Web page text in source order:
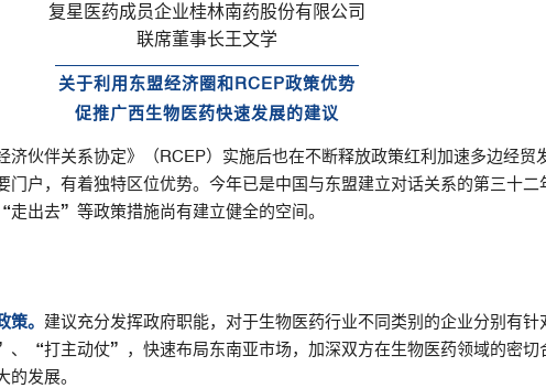
复星医药成员企业桂林南药股份有限公司
联席董事长王文学
关于利用东盟经济圈和RCEP政策优势
促推广西生物医药快速发展的建议
伙伴关系协定》（RCEP）实施后也在不断释放政策红利加速多边经贸
户，有着独特区位优势。今年已是中国与东盟建立对话关系的第三十二
出去”等政策措施尚有建立健全的空间。
。 建议充分发挥政府职能，对于生物医药行业不同类别的企业分别有
“打主动仗”，快速布局东南亚市场，加深双方在生物医药领域的密切
发展。